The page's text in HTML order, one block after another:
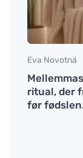
Eva Novotná
ritual, der
før